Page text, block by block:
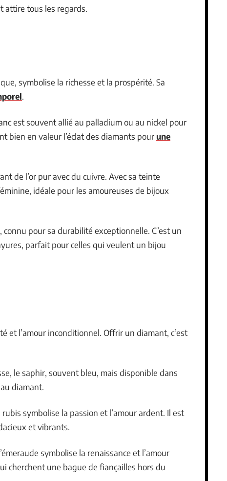
attire tous les regards.
symbolise la richesse et la prospérité. Sa
.
est souvent allié au palladium ou au nickel pour
bien en valeur l’éclat des diamants pour une
de l’or pur avec du cuivre. Avec sa teinte
idéale pour les amoureuses de bijoux
connu pour sa durabilité exceptionnelle. C’est un
parfait pour celles qui veulent un bijou
et l’amour inconditionnel. Offrir un diamant, c’est
le saphir, souvent bleu, mais disponible dans
diamant.
symbolise la passion et l’amour ardent. Il est
et vibrants.
symbolise la renaissance et l’amour
cherchent une bague de fiançailles hors du